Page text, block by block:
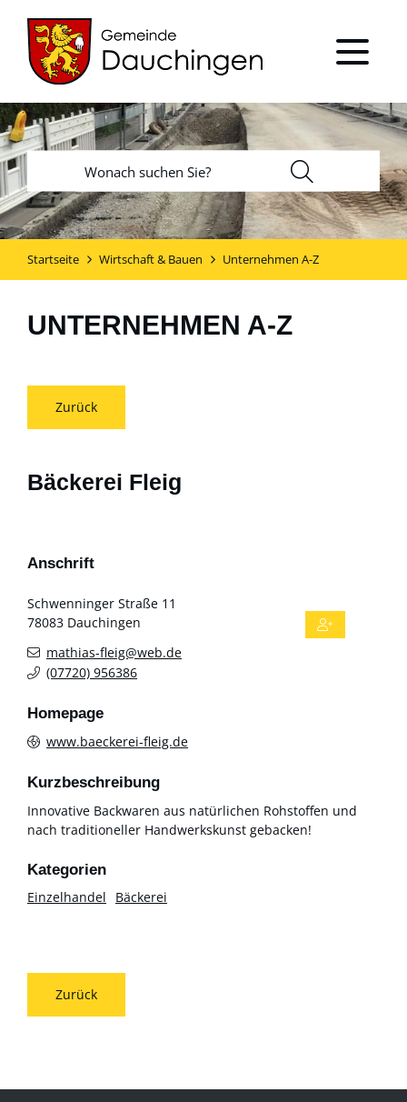
Startseite Wirtschaft & Bauen Unternehmen A-Z
UNTERNEHMEN A-Z
Zurück
Bäckerei Fleig
Anschrift
Schwenninger Straße 11
78083 Dauchingen
mathias-fleig@web.de
(07720) 956386
Homepage
www.baeckerei-fleig.de
Kurzbeschreibung
Innovative Backwaren aus natürlichen Rohstoffen und
nach traditioneller Handwerkskunst gebacken!
Einzelhandel Bäckerei
Zurück